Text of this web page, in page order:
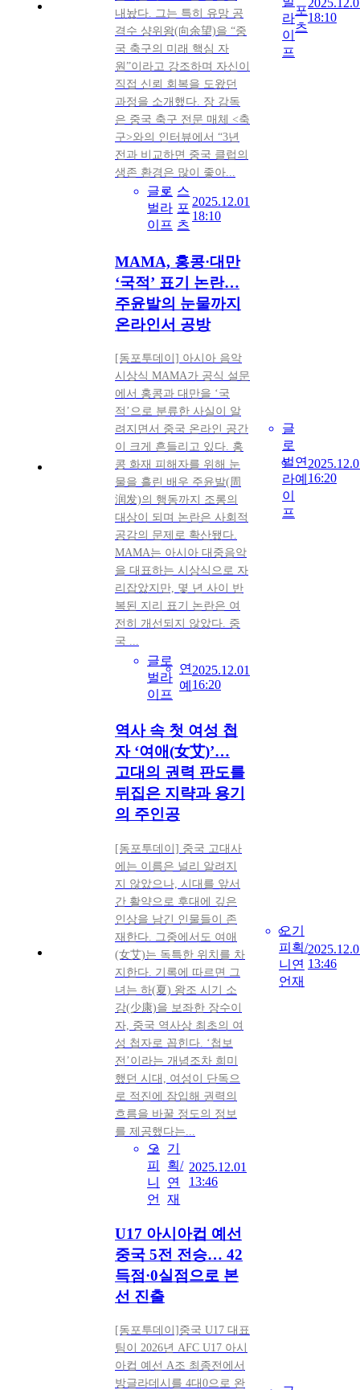
내놨다. 그는 특히 유망 공
격수 샹위왕(向余望)을 “중
국 축구의 미래 핵심 자
원”이라고 강조하며 자신이
직접 신뢰 회복을 도왔던
과정을 소개했다. 장 감독
은 중국 축구 전문 매체 <축
구>와의 인터뷰에서 “3년
전과 비교하면 중국 클럽의
생존 환경은 많이 좋아...
글로
벌라
이프
스
포
츠
2025.12.01
18:10
라
이
프
포
츠
18:10
MAMA, 홍콩·대만
‘국적’ 표기 논란…
주윤발의 눈물까지
온라인서 공방
[동포투데이] 아시아 음악
시상식 MAMA가 공식 설문
에서 홍콩과 대만을 ‘국
적’으로 분류한 사실이 알
려지면서 중국 온라인 공간
이 크게 흔들리고 있다. 홍
콩 화재 피해자를 위해 눈
물을 흘린 배우 주윤발(周
润发)의 행동까지 조롱의
대상이 되며 논란은 사회적
공감의 문제로 확산됐다.
MAMA는 아시아 대중음악
을 대표하는 시상식으로 자
리잡았지만, 몇 년 사이 반
복된 지리 표기 논란은 여
전히 개선되지 않았다. 중
국 ...
글로
벌라
이프
연
예
2025.12.01
16:20
글
로
벌
라
이
프
연
예 16:20
역사 속 첫 여성 첩
자 ‘여애(女艾)’…
고대의 권력 판도를
뒤집은 지략과 용기
의 주인공
[동포투데이] 중국 고대사
에는 이름은 널리 알려지
지 않았으나, 시대를 앞서
간 활약으로 후대에 깊은
인상을 남긴 인물들이 존
재한다. 그중에서도 여애
(女艾)는 독특한 위치를 차
지한다. 기록에 따르면 그
녀는 하(夏) 왕조 시기 소
강(少康)을 보좌한 장수이
자, 중국 역사상 최초의 여
성 첩자로 꼽힌다. ‘첩보
전’이라는 개념조차 희미
했던 시대, 여성이 단독으
로 적진에 잠입해 권력의
흐름을 바꿀 정도의 정보
를 제공했다는...
오
피
니
언
기
획/
연
재
2025.12.01
13:46
오
피
니
언
기
획/
연
재
13:46
U17 아시아컵 예선
중국 5전 전승… 42
득점·0실점으로 본
선 진출
[동포투데이]중국 U17 대표
팀이 2026년 AFC U17 아시
아컵 예선 A조 최종전에서
방글라데시를 4대0으로 완